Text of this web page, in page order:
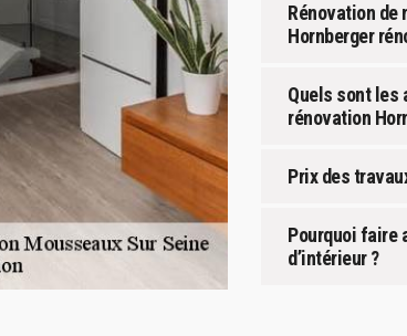
Rénovation de
Hornberger
Quels sont les
rénovation
Prix des
Pourquoi faire
d’intérieur ?